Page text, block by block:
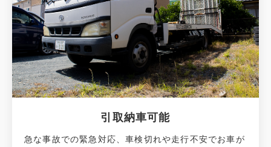
引取納車可能
急な事故での緊急対応、車検切れや走行不安でお車が